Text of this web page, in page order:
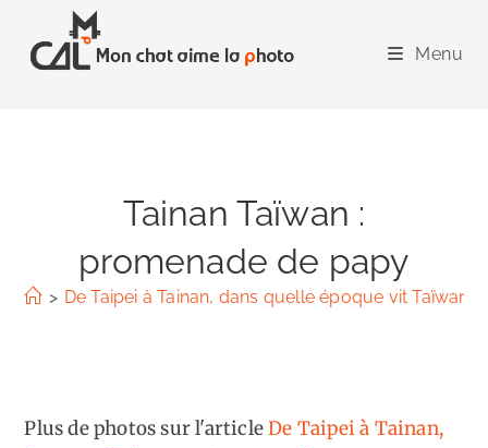
content
Menu
Tainan Taïwan :
promenade de papy
> De Taipei à Tainan, dans quelle époque vit Taïwan ?
Plus de photos sur l'articleDe Taipei à Tainan,